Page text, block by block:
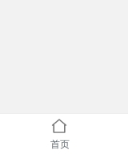
首页